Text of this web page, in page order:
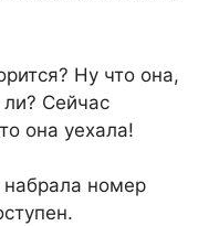
Ну что она,
Сейчас
она уехала!
номер